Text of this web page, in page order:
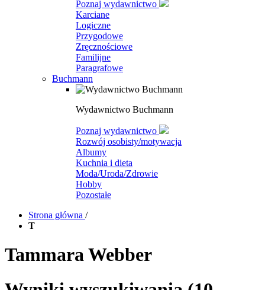
Poznaj wydawnictwo
Karciane
Logiczne
Przygodowe
Zręcznościowe
Familijne
Paragrafowe
Buchmann
Wydawnictwo Buchmann
Poznaj wydawnictwo
Rozwój osobisty/motywacja
Albumy
Kuchnia i dieta
Moda/Uroda/Zdrowie
Hobby
Pozostałe
Strona główna /
T
Tammara Webber